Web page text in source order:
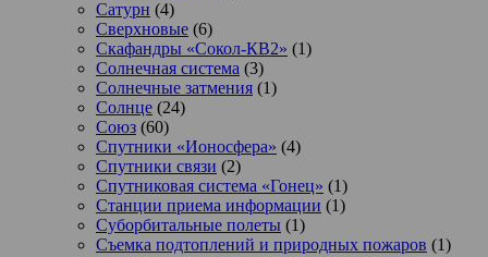
Сатурн (4)
Сверхновые (6)
Скафандры «Сокол-КВ2» (1)
Солнечная система (3)
Солнечные затмения (1)
Солнце (24)
Союз (60)
Спутники «Ионосфера» (4)
Спутники связи (2)
Спутниковая система «Гонец» (1)
Станции приема информации (1)
Суборбитальные полеты (1)
Съемка подтоплений и природных пожаров (1)